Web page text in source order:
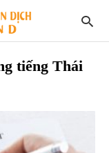
tiếng Thái